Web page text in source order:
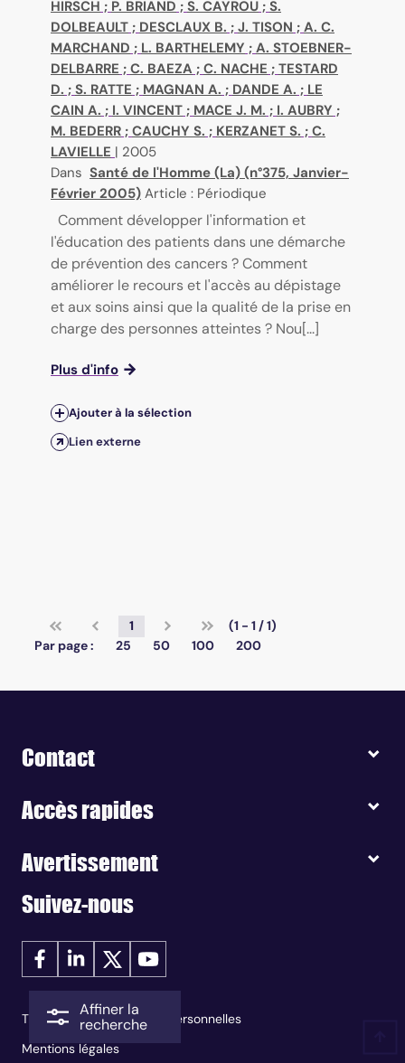
Affiner la
recherche
HIRSCH ; P. BRIAND ; S. CAYROU ; S.
DOLBEAULT ; DESCLAUX B. ; J. TISON ; A. C.
MARCHAND ; L. BARTHELEMY ; A. STOEBNER-
DELBARRE ; C. BAEZA ; C. NACHE ; TESTARD
D. ; S. RATTE ; MAGNAN A. ; DANDE A. ; LE
CAIN A. ; I. VINCENT ; MACE J. M. ; I. AUBRY ;
M. BEDERR ; CAUCHY S. ; KERZANET S. ; C.
LAVIELLE | 2005
Dans Santé de l'Homme (La) (n°375, Janvier-
Février 2005) Article : Périodique
Comment développer l'information et
l'éducation des patients dans une démarche
de prévention des cancers ? Comment
améliorer le recours et l'accès au dépistage
et aux soins ainsi que la qualité de la prise en
charge des personnes atteintes ? Nou[...]
Plus d'info
Ajouter à la sélection
Lien externe
1
(1 - 1 / 1)
Par page :
25 50 100 200
Contact
Accès rapides
Avertissement
Suivez-nous
Traitement des données personnelles
Mentions légales